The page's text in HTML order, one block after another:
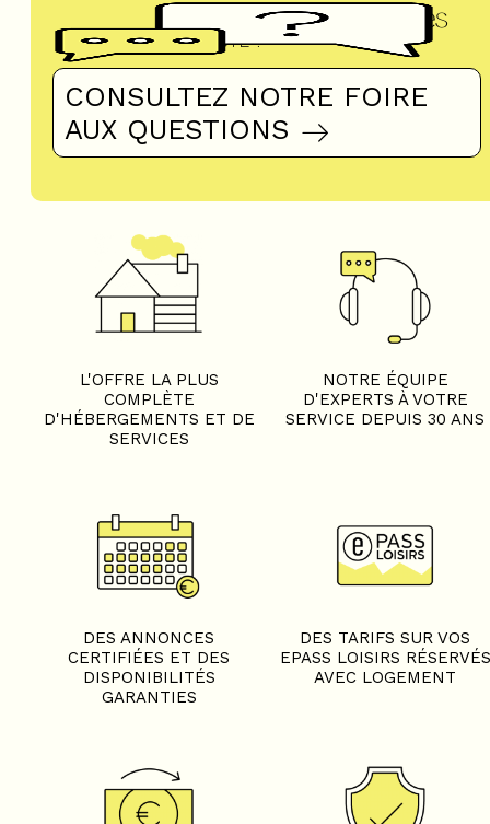
Questions fréquentes
UN DOUTE ?
CONSULTEZ NOTRE FOIRE
AUX QUESTIONS
L'OFFRE LA PLUS
COMPLÈTE
D'HÉBERGEMENTS ET DE
SERVICES
NOTRE ÉQUIPE
D'EXPERTS À VOTRE
SERVICE DEPUIS 30 ANS
DES ANNONCES
CERTIFIÉES ET DES
DISPONIBILITÉS
GARANTIES
DES TARIFS SUR VOS
EPASS LOISIRS RÉSERVÉS
AVEC LOGEMENT